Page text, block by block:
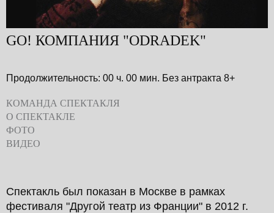
GO! КОМПАНИЯ "ODRADEK"
Продолжительность: 00 ч. 00 мин. Без антракта 8+
КОМАНДА СПЕКТАКЛЯ
О СПЕКТАКЛЕ
ФОТО
ВИДЕО
Спектакль был показан в Москве в рамках
фестиваля "Другой театр из Франции" в 2012 г.